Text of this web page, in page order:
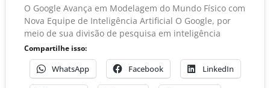
O Google Avança em Modelagem do Mundo Físico com
Nova Equipe de Inteligência Artificial O Google, por
meio de sua divisão de pesquisa em inteligência
Compartilhe isso:
WhatsApp Facebook LinkedIn